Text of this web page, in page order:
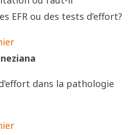
EFR ou des tests d’effort?
dans la pathologie